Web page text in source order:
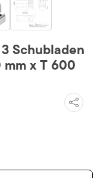
Schubladen
x T 600